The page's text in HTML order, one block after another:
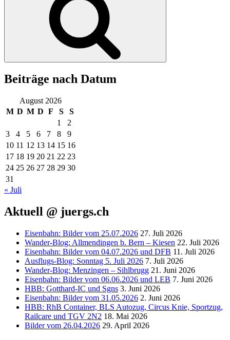
Beiträge nach Datum
August 2026
M D M D F S
S
1
2
3
4 5 6 7 8
9
10 11 12 13 14 15 16
17 18 19 20 21 22 23
24 25 26 27 28 29 30
31
« Juli
Aktuell @ juergs.ch
Eisenbahn: Bilder vom 25.07.2026 27. Juli 2026
Wander-Blog: Allmendingen b. Bern – Kiesen 22. Juli 2026
Eisenbahn: Bilder vom 04.07.2026 und DFB 11. Juli 2026
Ausflugs-Blog: Sonntag 5. Juli 2026 7. Juli 2026
Wander-Blog: Menzingen – Sihlbrugg 21. Juni 2026
Eisenbahn: Bilder vom 06.06.2026 und LEB 7. Juni 2026
HBB: Gotthard-IC und Sgns 3. Juni 2026
Eisenbahn: Bilder vom 31.05.2026 2. Juni 2026
HBB: RhB Container, BLS Autozug, Circus Knie, Sportzug,
Railcare und TGV 2N2 18. Mai 2026
Bilder vom 26.04.2026 29. April 2026